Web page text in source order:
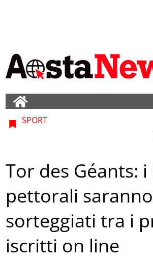
SPORT
Tor des Géants: i
pettorali saranno
sorteggiati tra i
iscritti on line